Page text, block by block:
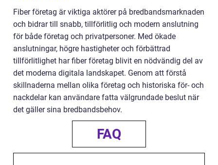
Fiber företag är viktiga aktörer på bredbandsmarknaden
och bidrar till snabb, tillförlitlig och modern anslutning
för både företag och privatpersoner. Med ökade
anslutningar, högre hastigheter och förbättrad
tillförlitlighet har fiber företag blivit en nödvändig del av
det moderna digitala landskapet. Genom att förstå
skillnaderna mellan olika företag och historiska för- och
nackdelar kan användare fatta välgrundade beslut när
det gäller sina bredbandsbehov.
FAQ